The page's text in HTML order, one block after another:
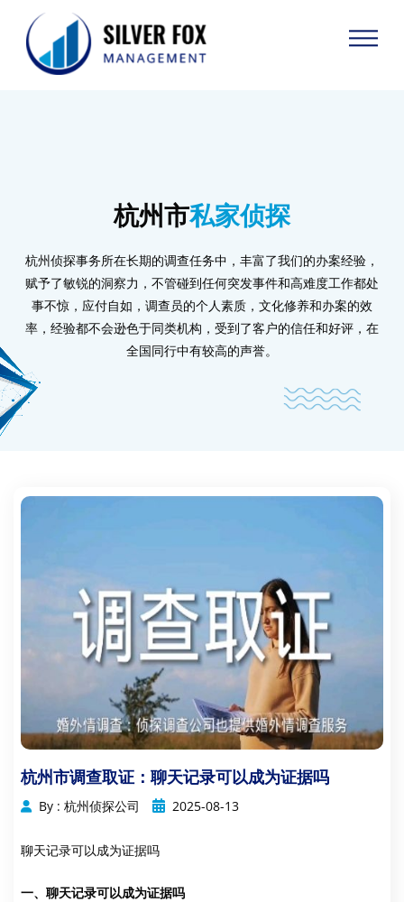
杭州市私家侦探
杭州侦探事务所在长期的调查任务中，丰富了我们的办案经验，
赋予了敏锐的洞察力，不管碰到任何突发事件和高难度工作都处
事不惊，应付自如，调查员的个人素质，文化修养和办案的效
率，经验都不会逊色于同类机构，受到了客户的信任和好评，在
全国同行中有较高的声誉。
杭州市调查取证：聊天记录可以成为证据吗
By : 杭州侦探公司 2025-08-13
聊天记录可以成为证据吗
一、聊天记录可以成为证据吗